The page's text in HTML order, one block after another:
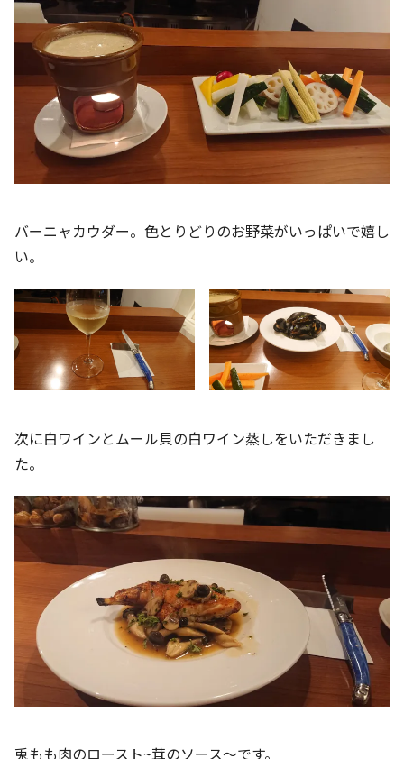
バーニャカウダー。色とりどりのお野菜がいっぱいで嬉し
い。
次に白ワインとムール貝の白ワイン蒸しをいただきまし
た。
兎もも肉のロースト~茸のソース～です。